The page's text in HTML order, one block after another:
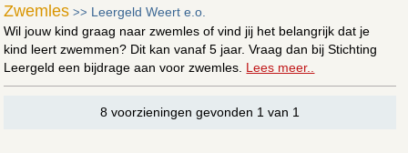
Zwemles >> Leergeld Weert e.o.
Wil jouw kind graag naar zwemles of vind jij het belangrijk dat je
kind leert zwemmen? Dit kan vanaf 5 jaar. Vraag dan bij Stichting
Leergeld een bijdrage aan voor zwemles. Lees meer..
8 voorzieningen gevonden 1 van 1